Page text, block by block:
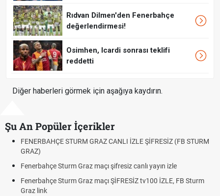
Rıdvan Dilmen'den Fenerbahçe
değerlendirmesi!
Osimhen, Icardi sonrası teklifi
reddetti
Diğer haberleri görmek için aşağıya kaydırın.
Şu An Popüler İçerikler
STURM GRAZ CANLI İZLE ŞİFRESİZ (FB STURM
Sturm Graz maçı şifresiz canlı yayın izle
Sturm Graz maçı ŞİFRESİZ tv100 İZLE, FB Sturm
Fındık